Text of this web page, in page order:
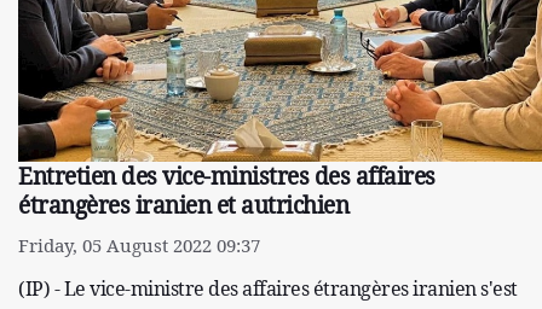
Entretien des vice-ministres des affaires
étrangères iranien et autrichien
Friday, 05 August 2022 09:37
(IP) - Le vice-ministre des affaires étrangères iranien s'est